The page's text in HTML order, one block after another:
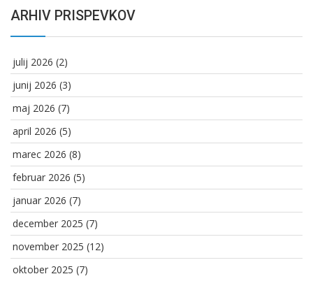
ARHIV PRISPEVKOV
julij 2026 (2)
junij 2026 (3)
maj 2026 (7)
april 2026 (5)
marec 2026 (8)
februar 2026 (5)
januar 2026 (7)
december 2025 (7)
november 2025 (12)
oktober 2025 (7)